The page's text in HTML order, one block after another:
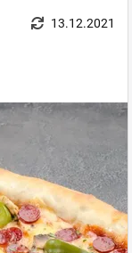
13.12.2021